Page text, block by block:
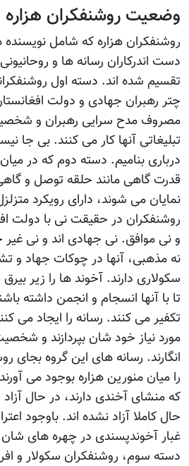
وضعیت روشنفکران هزاره
روشنفکران هزاره که شامل نویسنده
دست اندرکاران رسانه ها و
تقسیم شده اند. دسته اول
چتر رهبران جهادی و دولت
مصروف مدح سرایی رهبران و
تبلیغاتی آنها کار می کنند. بی جا
درباری بنامیم. دسته دوم که در
قدرت گاهی مانند حلقه توصل و
نمایان می شوند، دارای رویکرد
روشنفکران در حقیقت نی با دولت
و نی موافق. نی جهادی اند و نی غیر
نه مذهبی، آنها در چوکات جهاد و
سکولاری دارند. آخوند ها را زیر
تا با آنها انسجام و انجمن داشته
تکفیر می کنند. رسانه را ایجاد می
مورد نیاز خود شان بپردازند و
انگارند. رسانه های این گروه بجای
را میان منورین هزاره بوجود می
که منشای آخندی دارند، در حال
حال کاملا آزاد نشده اند. باوجود
غبار آخوندپسندی در چهره های
دسته سوم، روشنفکران سکولار و